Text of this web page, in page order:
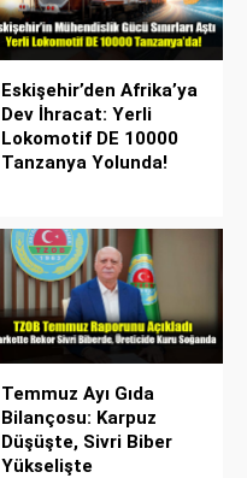
Eskişehir’den Afrika’ya
Dev İhracat: Yerli
Lokomotif DE 10000
Tanzanya Yolunda!
Temmuz Ayı Gıda
Bilançosu: Karpuz
Düşüşte, Sivri Biber
Yükselişte